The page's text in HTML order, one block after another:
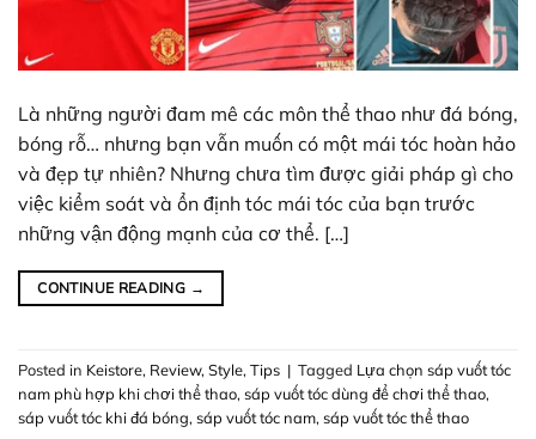
Là những người đam mê các môn thể thao như đá bóng,
bóng rỗ… nhưng bạn vẫn muốn có một mái tóc hoàn hảo
và đẹp tự nhiên? Nhưng chưa tìm được giải pháp gì cho
việc kiểm soát và ổn định tóc mái tóc của bạn trước
những vận động mạnh của cơ thể. […]
CONTINUE READING →
Posted in Keistore, Review, Style, Tips | Tagged Lựa chọn sáp vuốt tóc
nam phù hợp khi chơi thể thao, sáp vuốt tóc dùng để chơi thể thao,
sáp vuốt tóc khi đá bóng, sáp vuốt tóc nam, sáp vuốt tóc thể thao